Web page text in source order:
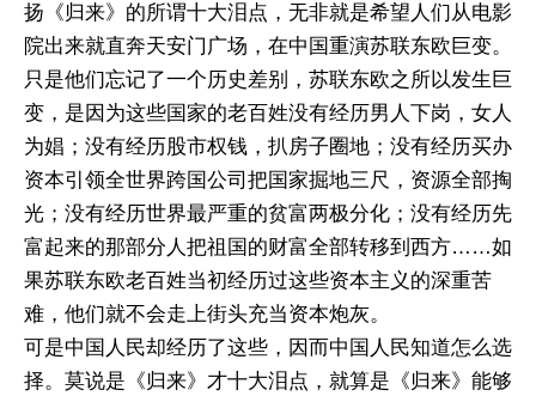
扬《归来》的所谓十大泪点，无非就是希望人们从电影
院出来就直奔天安门广场，在中国重演苏联东欧巨变。
只是他们忘记了一个历史差别，苏联东欧之所以发生巨
变，是因为这些国家的老百姓没有经历男人下岗，女人
为娼；没有经历股市权钱，扒房子圈地；没有经历买办
资本引领全世界跨国公司把国家掘地三尺，资源全部掏
光；没有经历世界最严重的贫富两极分化；没有经历先
富起来的那部分人把祖国的财富全部转移到西方……如
果苏联东欧老百姓当初经历过这些资本主义的深重苦
难，他们就不会走上街头充当资本炮灰。
可是中国人民却经历了这些，因而中国人民知道怎么选
择。莫说是《归来》才十大泪点，就算是《归来》能够